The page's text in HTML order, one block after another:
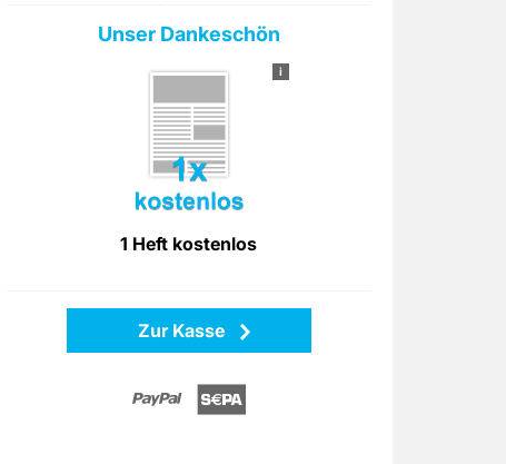
Unser Dankeschön
i
1 Heft kostenlos
Zur Kasse